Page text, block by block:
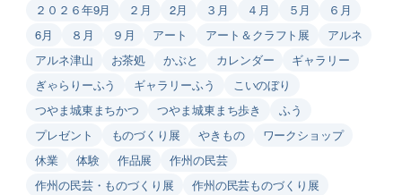
２０２６年9月
２月 2月 ３月 ４月 ５月
６月
6月
８月 ９月 アート アート＆クラフト展
アルネ
アルネ津山
お茶処 かぶと カレンダー
ギャラリー
ぎゃらりーふう
ギャラリーふう
こいのぼり
つやま城東まちかつ
つやま城東まち歩き
ふう
プレゼント
ものづくり展 やきもの
ワークショップ
休業
体験 作品展
作州の民芸
作州の民芸・ものづくり展
作州の民芸ものづくり展